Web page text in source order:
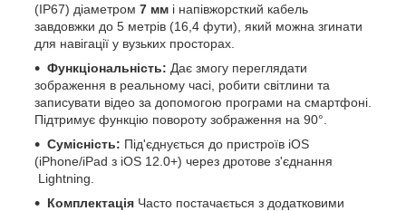
(IP67) діаметром 7 мм і напівжорсткий кабель
завдовжки до 5 метрів (16,4 фути), який можна згинати
для навігації у вузьких просторах.
Функціональність: Дає змогу переглядати
зображення в реальному часі, робити світлини та
записувати відео за допомогою програми на смартфоні.
Підтримує функцію повороту зображення на 90°.
Сумісність: Під'єднується до пристроїв iOS
(iPhone/iPad з iOS 12.0+) через дротове з'єднання
Lightning.
Комплектація Часто постачається з додатковими